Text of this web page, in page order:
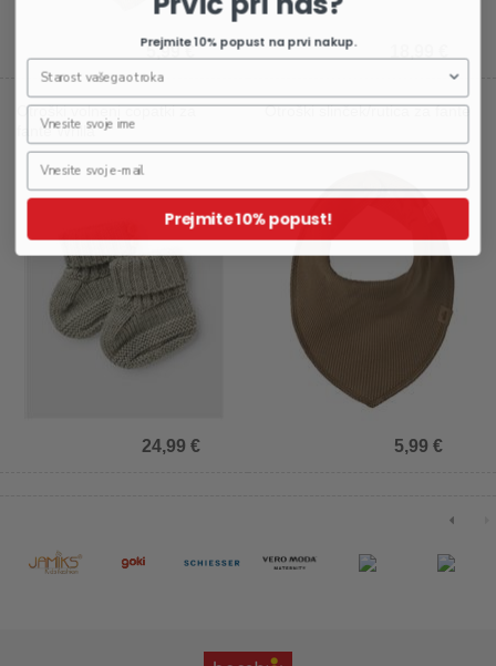
5,99 €
Otroški volneni copatki za
fante Wrilla
24,99 €
Otroški slinček/rutica za fante
5,99 €
Prejmite 10% popust na prvi nakup.
Prejmite 10% popust!